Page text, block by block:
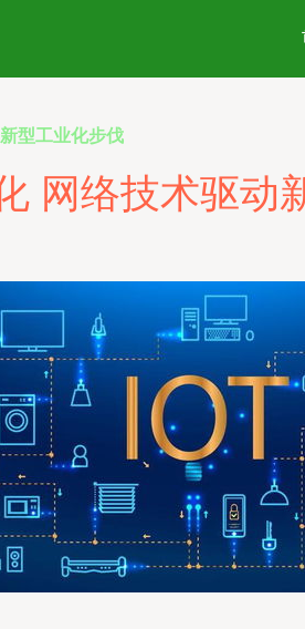
型工业化步伐
网络技术驱动